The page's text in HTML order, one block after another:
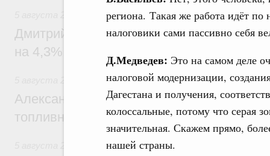
региона. Такая же работа идёт по
налоговики сами пассивно себя
Д.Медведев: Это на самом деле
налоговой модернизации,
Дагестана и получения,
колоссальные, потому что серая
значительная. Скажем прямо,
нашей страны.
Внутренний и въездной туризм
Дмитрий Чернышенко: Внутренний
на 4,3%, въездной – на 20,1%
Оборот бензина и дизельного топлива
Александр Новак провёл совещание по
топливном рынке
Жилищная политика, рынок жилья